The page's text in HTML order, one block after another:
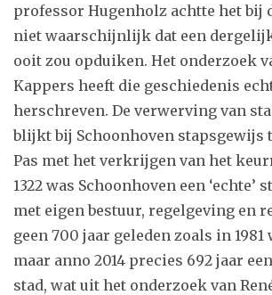
professor Hugenholz achtte het bij
niet waarschijnlijk dat een
ooit zou opduiken. Het onderzoek
Kappers heeft die geschiedenis
herschreven. De verwerving van
blijkt bij Schoonhoven stapsgewijs
Pas met het verkrijgen van het
1322 was Schoonhoven een ‘echte’
met eigen bestuur, regelgeving en
geen 700 jaar geleden zoals in 1981
maar anno 2014 precies 692 jaar
stad, wat uit het onderzoek van